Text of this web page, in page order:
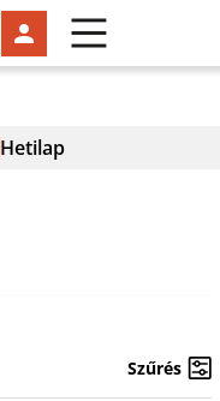
Hetilap
Szűrés